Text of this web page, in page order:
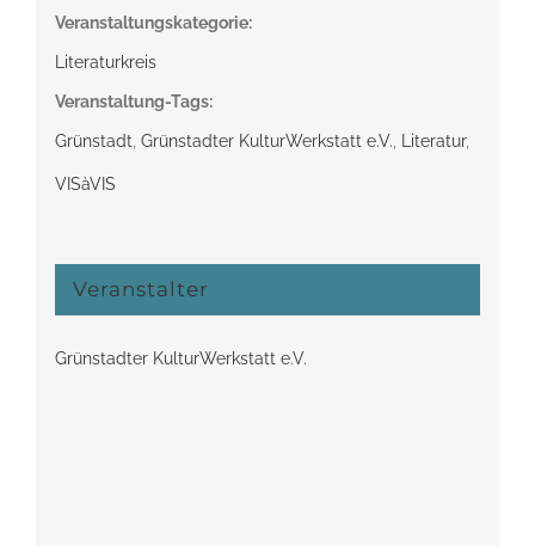
Veranstaltungskategorie:
Literaturkreis
Veranstaltung-Tags:
Grünstadt, Grünstadter KulturWerkstatt e.V., Literatur,
VISàVIS
Veranstalter
Grünstadter KulturWerkstatt e.V.